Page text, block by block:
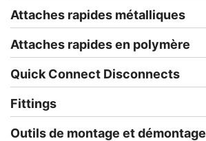
Attaches rapides métalliques
Attaches rapides en polymère
Quick Connect Disconnects
Fittings
Outils de montage et démontage